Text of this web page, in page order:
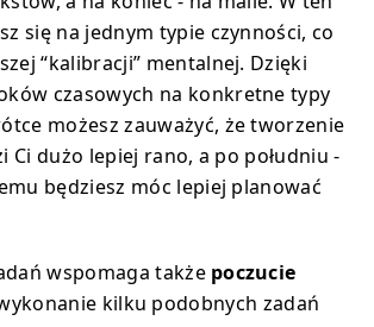
się na jednym typie czynności, co
“kalibracji” mentalnej. Dzięki
czasowych na konkretne typy
możesz zauważyć, że tworzenie
Ci dużo lepiej rano, a po południu -
będziesz móc lepiej planować
wspomaga także poczucie
kilku podobnych zadań